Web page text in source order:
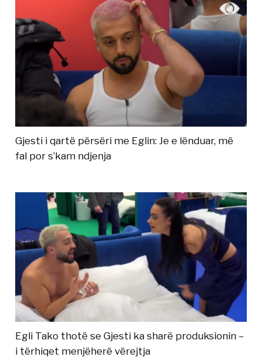
Gjesti i qartë përsëri me Eglin: Je e lënduar, më
fal por s’kam ndjenja
Egli Tako thotë se Gjesti ka sharë produksionin –
i tërhiqet menjëherë vërejtja